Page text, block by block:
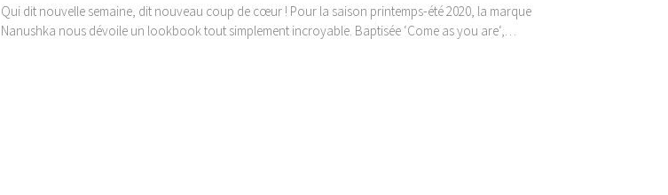
Qui dit nouvelle semaine, dit nouveau coup de cœur ! Pour la saison printemps-été 2020, la marque
Nanushka nous dévoile un lookbook tout simplement incroyable. Baptisée ‘Come as you are‘,…